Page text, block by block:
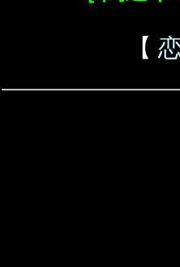
【